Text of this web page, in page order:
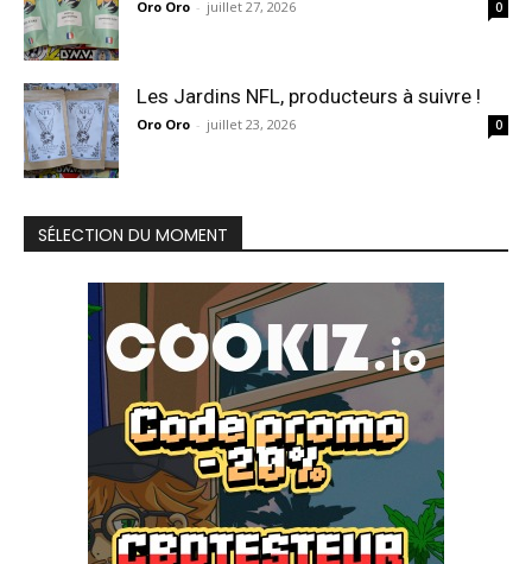
Oro Oro - juillet 27, 2026 0
Les Jardins NFL, producteurs à suivre !
Oro Oro - juillet 23, 2026 0
SÉLECTION DU MOMENT